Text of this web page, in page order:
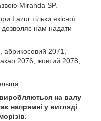
Miranda SP.
Lazur тільки якісної
нам надати
абрикосовий 2071,
2076, жовтий 2078,
на валу
напрямні у вигляді